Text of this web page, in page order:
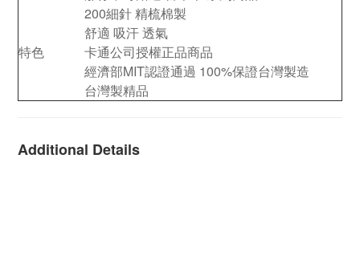
特色
200細針 精梳棉製
舒適 吸汗 透氣
卡通公司授權正品商品
經濟部MIT認證通過 100%保證台灣製造
台灣製精品
Additional Details